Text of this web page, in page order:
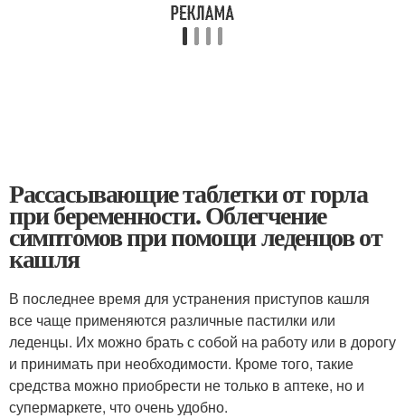
Рассасывающие таблетки от горла
при беременности. Облегчение
симптомов при помощи леденцов от
кашля
В последнее время для устранения приступов кашля
все чаще применяются различные пастилки или
леденцы. Их можно брать с собой на работу или в дорогу
и принимать при необходимости. Кроме того, такие
средства можно приобрести не только в аптеке, но и
супермаркете, что очень удобно.